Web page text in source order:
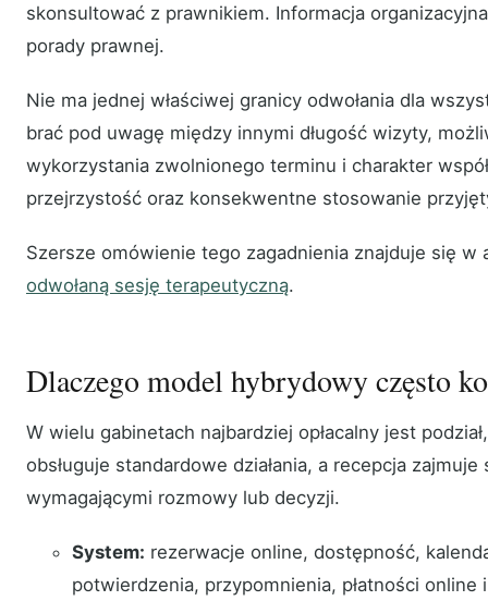
skonsultować z prawnikiem. Informacja
porady prawnej.
Nie ma jednej właściwej granicy odwołania dla
brać pod uwagę między innymi długość wizyty,
wykorzystania zwolnionego terminu i charakter
przejrzystość oraz konsekwentne stosowanie
Szersze omówienie tego zagadnienia znajduje się
odwołaną sesję terapeutyczną.
Dlaczego model hybrydowy często
W wielu gabinetach najbardziej opłacalny jest
obsługuje standardowe działania, a recepcja zajmuje
wymagającymi rozmowy lub decyzji.
System: rezerwacje online, dostępność,
potwierdzenia, przypomnienia, płatności online